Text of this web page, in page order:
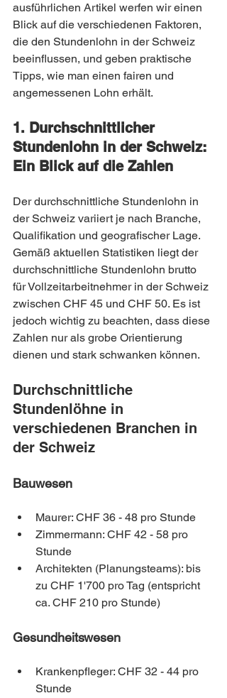
ausführlichen Artikel werfen wir einen
Blick auf die verschiedenen Faktoren,
die den Stundenlohn in der Schweiz
beeinflussen, und geben praktische
Tipps, wie man einen fairen und
angemessenen Lohn erhält.
1. Durchschnittlicher
Stundenlohn in der Schweiz:
Ein Blick auf die Zahlen
Der durchschnittliche Stundenlohn in
der Schweiz variiert je nach Branche,
Qualifikation und geografischer Lage.
Gemäß aktuellen Statistiken liegt der
durchschnittliche Stundenlohn brutto
für Vollzeitarbeitnehmer in der Schweiz
zwischen CHF 45 und CHF 50. Es ist
jedoch wichtig zu beachten, dass diese
Zahlen nur als grobe Orientierung
dienen und stark schwanken können.
Durchschnittliche
Stundenlöhne in
verschiedenen Branchen in
der Schweiz
Bauwesen
Maurer: CHF 36 - 48 pro Stunde
Zimmermann: CHF 42 - 58 pro
Stunde
Architekten (Planungsteams): bis
zu CHF 1'700 pro Tag (entspricht
ca. CHF 210 pro Stunde)
Gesundheitswesen
Krankenpfleger: CHF 32 - 44 pro
Stunde